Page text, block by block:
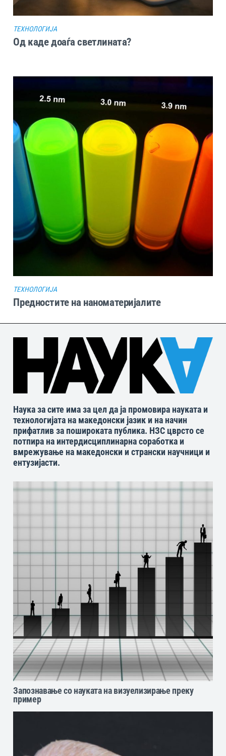
ТЕХНОЛОГИЈА
Oд каде доаѓа светлината?
ТЕХНОЛОГИЈА
Предностите на наноматеријалите
Наука за сите има за цел да ја промовира науката и
технологијата на македонски јазик и на начин
прифатлив за пошироката публика. НЗС цврсто се
потпира на интердисциплинарна соработка и
вмрежување на македонски и странски научници и
ентузијасти.
Запознавање со науката на визуелизирање преку
пример